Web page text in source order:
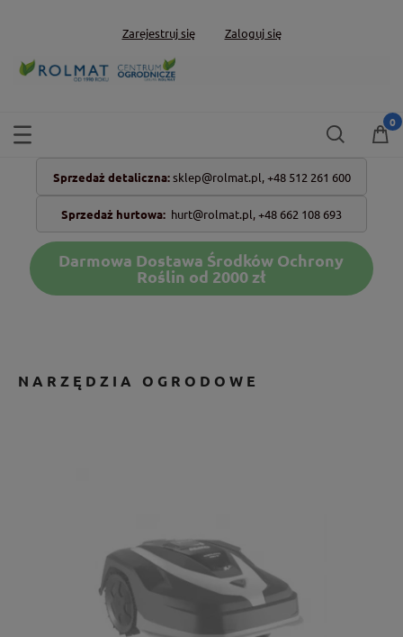
Zarejestruj się Zaloguj się
Sprzedaż detaliczna: sklep@rolmat.pl, +48 512 261 600
Sprzedaż hurtowa: hurt@rolmat.pl,+48 662 108 693
Darmowa Dostawa Środków Ochrony
Roślin od 2000 zł
NARZĘDZIA OGRODOWE